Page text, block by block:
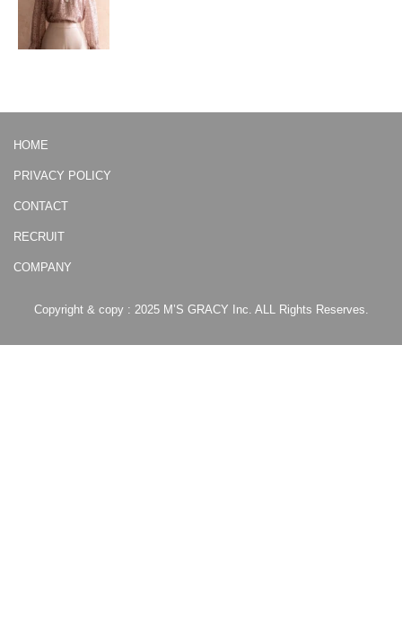
HOME
PRIVACY POLICY
CONTACT
RECRUIT
COMPANY
Copyright & copy : 2025 M’S GRACY Inc. ALL Rights Reserves.